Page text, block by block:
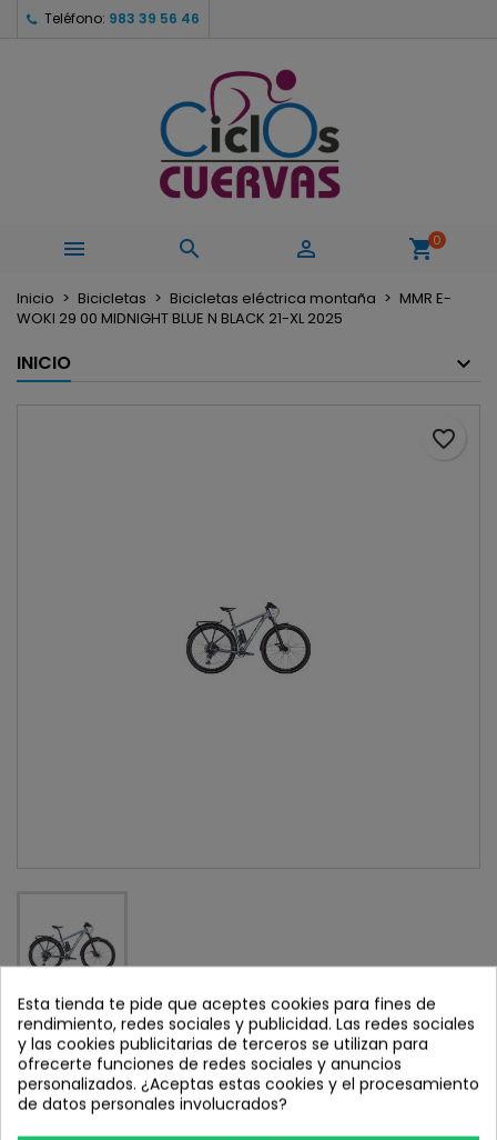
Teléfono: 983 39 56 46
   shopping_cart0
Inicio Bicicletas Bicicletas eléctrica montaña
MMR E-
WOKI 29 00 MIDNIGHT BLUE N BLACK 21-XL 2025
INICIO
MMR E-WOKI 29 00 MIDNIGHT BLUE N
BLACK 21-XL 2025
1.699,00 €
favorite_border
Crear nueva lista
Nombre de la lista de deseos
Debe iniciar sesión para guardar productos en su
lista de deseos.
Cancelar Iniciar sesión
Esta tienda te pide que aceptes cookies para fines de
rendimiento, redes sociales y publicidad. Las redes sociales
y las cookies publicitarias de terceros se utilizan para
ofrecerte funciones de redes sociales y anuncios
personalizados. ¿Aceptas estas cookies y el procesamiento
de datos personales involucrados?